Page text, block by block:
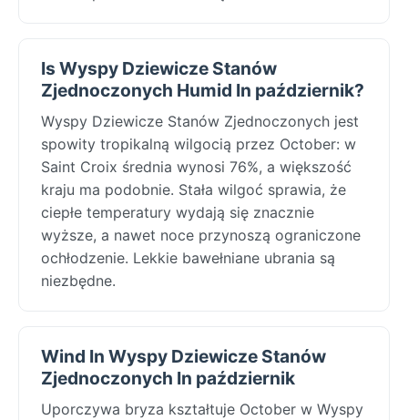
Is Wyspy Dziewicze Stanów
Zjednoczonych Humid In październik?
Wyspy Dziewicze Stanów Zjednoczonych jest
spowity tropikalną wilgocią przez October: w
Saint Croix średnia wynosi 76%, a większość
kraju ma podobnie. Stała wilgoć sprawia, że
ciepłe temperatury wydają się znacznie
wyższe, a nawet noce przynoszą ograniczone
ochłodzenie. Lekkie bawełniane ubrania są
niezbędne.
Wind In Wyspy Dziewicze Stanów
Zjednoczonych In październik
Uporczywa bryza kształtuje October w Wyspy